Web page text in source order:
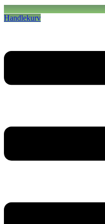
Handlekurv